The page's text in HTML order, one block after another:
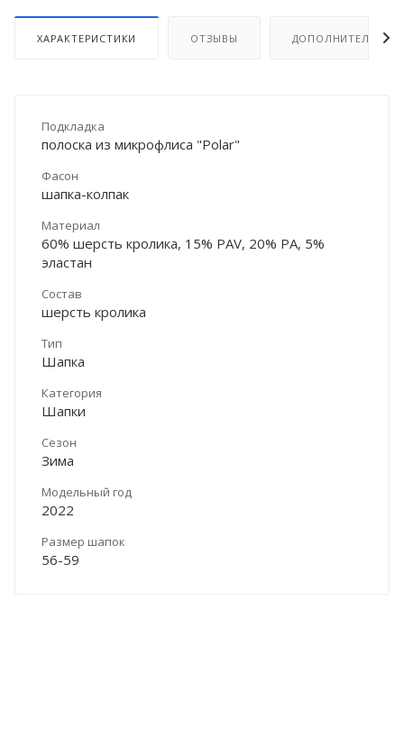
ХАРАКТЕРИСТИКИ ОТЗЫВЫ ДОПОЛНИТЕЛЬНО
Подкладка
полоска из микрофлиса "Polar"
Фасон
шапка-колпак
Материал
60% шерсть кролика, 15% PAV, 20% PA, 5%
эластан
Состав
шерсть кролика
Тип
Шапка
Категория
Шапки
Сезон
Зима
Модельный год
2022
Размер шапок
56-59